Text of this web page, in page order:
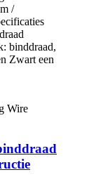
/
binddraad,
Zwart een